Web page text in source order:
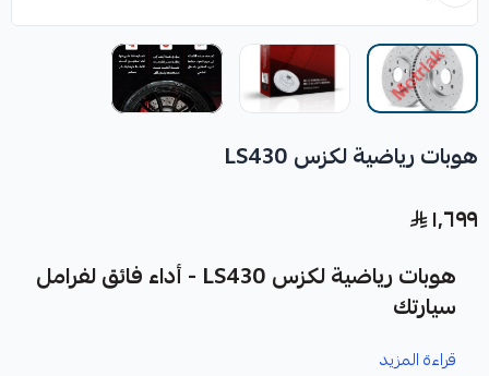
هوبات رياضية لكزس LS430
١٬٦٩٩
هوبات رياضية لكزس LS430 - أداء فائق لفرامل
سيارتك
قراءة المزيد